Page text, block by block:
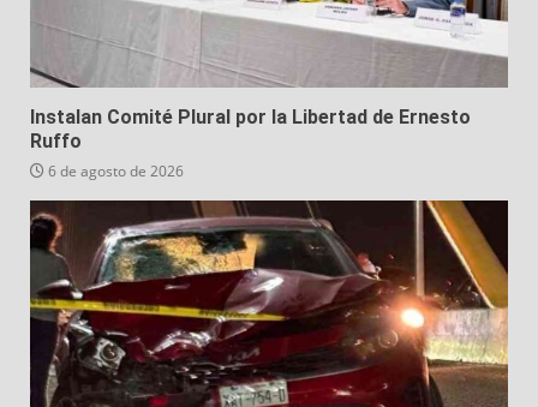
Instalan Comité Plural por la Libertad de Ernesto
Ruffo
6 de agosto de 2026